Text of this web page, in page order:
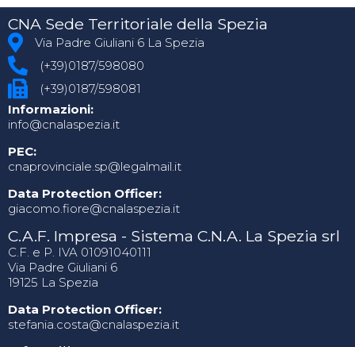
CNA Sede Territoriale della Spezia
Via Padre Giuliani 6 La Spezia
(+39)0187/598080
(+39)0187/598081
Informazioni:
info@cnalaspezia.it
PEC:
cnaprovinciale.sp@legalmail.it
Data Protection Officer:
giacomo.fiore@cnalaspezia.it
C.A.F. Impresa - Sistema C.N.A. La Spezia srl
C.F. e P. IVA 01091040111
Via Padre Giuliani 6
19125 La Spezia
Data Protection Officer:
stefania.costa@cnalaspezia.it